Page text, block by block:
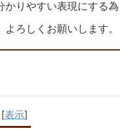
かりやすい表現にする
よろしくお願いします。
[表示]